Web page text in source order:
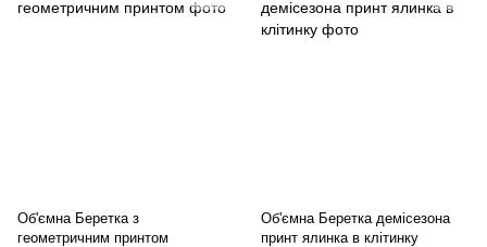
Об'ємна Беретка з
геометричним принтом
Об'ємна Беретка демісезона
принт ялинка в клітинку